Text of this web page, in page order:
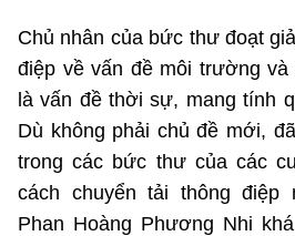
Chủ nhân của bức thư đoạt
điệp về vấn đề môi trường
là vấn đề thời sự, mang tính
Dù không phải chủ đề mới,
trong các bức thư của các
cách chuyển tải thông điệp
Phan Hoàng Phương Nhi